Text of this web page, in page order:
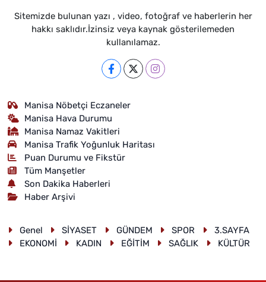
Sitemizde bulunan yazı , video, fotoğraf ve haberlerin her
hakkı saklıdır.İzinsiz veya kaynak gösterilemeden
kullanılamaz.
Manisa Nöbetçi Eczaneler
Manisa Hava Durumu
Manisa Namaz Vakitleri
Manisa Trafik Yoğunluk Haritası
Puan Durumu ve Fikstür
Tüm Manşetler
Son Dakika Haberleri
Haber Arşivi
Genel SİYASET GÜNDEM SPOR
3.SAYFA
EKONOMİ
KADIN EĞİTİM SAĞLIK KÜLTÜR